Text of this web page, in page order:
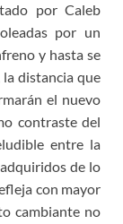
por Caleb
por un
y hasta se
distancia que
el nuevo
contraste del
entre la
de lo
con mayor
cambiante no